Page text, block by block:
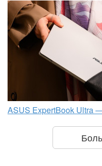
ASUS ExpertBook Ultra